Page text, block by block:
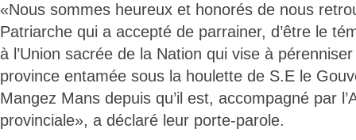
«Nous sommes heureux et honorés de nous
Patriarche qui a accepté de parrainer, d’être le
à l’Union sacrée de la Nation qui vise à
province entamée sous la houlette de S.E le
Mangez Mans depuis qu’il est, accompagné par
provinciale», a déclaré leur porte-parole.